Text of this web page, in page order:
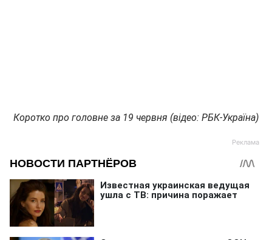
Коротко про головне за 19 червня (відео: РБК-Україна)